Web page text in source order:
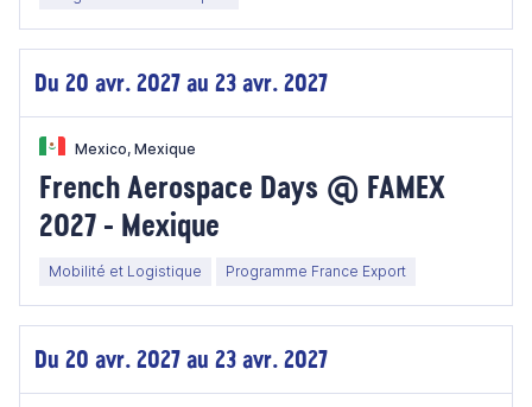
Du 20 avr. 2027 au 23 avr. 2027
Mexico, Mexique
French Aerospace Days @ FAMEX
2027 - Mexique
Mobilité et Logistique Programme France Export
Du 20 avr. 2027 au 23 avr. 2027